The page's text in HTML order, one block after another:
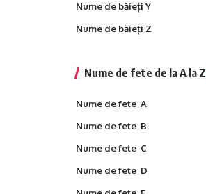
Nume de băieți Y
Nume de băieți Z
Nume de fete de la A la Z
Nume de fete A
Nume de fete B
Nume de fete C
Nume de fete D